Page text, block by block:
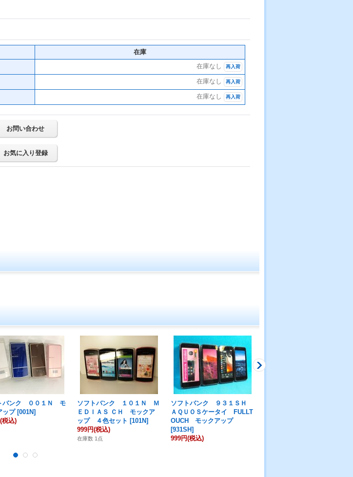
在庫
在庫なし 再入荷
在庫なし 再入荷
在庫なし 再入荷
お問い合わせ
お気に入り登録
バンク ００１Ｎ モ
ップ [001N]
(税込)
ソフトバンク １０１Ｎ Ｍ
ＥＤＩＡＳ ＣＨ モックア
ップ ４色セット [101N]
999円(税込)
在庫数 1点
ソフトバンク ９３１ＳＨ
ＡＱＵＯＳケータイ FULLT
OUCH モックアップ
[931SH]
999円(税込)